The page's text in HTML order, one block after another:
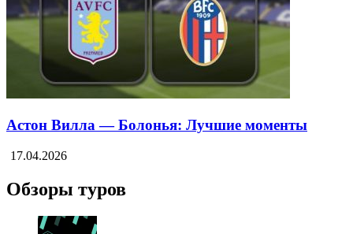
Астон Вилла — Болонья: Лучшие моменты
17.04.2026
Обзоры туров